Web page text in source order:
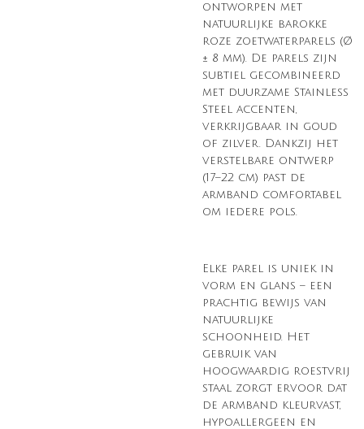
ontworpen met
natuurlijke barokke
roze zoetwaterparels (Ø
± 8 mm). De parels zijn
subtiel gecombineerd
met duurzame Stainless
Steel accenten,
verkrijgbaar in goud
of zilver. Dankzij het
verstelbare ontwerp
(17–22 cm) past de
armband comfortabel
om iedere pols.
Elke parel is uniek in
vorm en glans – een
prachtig bewijs van
natuurlijke
schoonheid. Het
gebruik van
hoogwaardig roestvrij
staal zorgt ervoor dat
de armband kleurvast,
hypoallergeen en